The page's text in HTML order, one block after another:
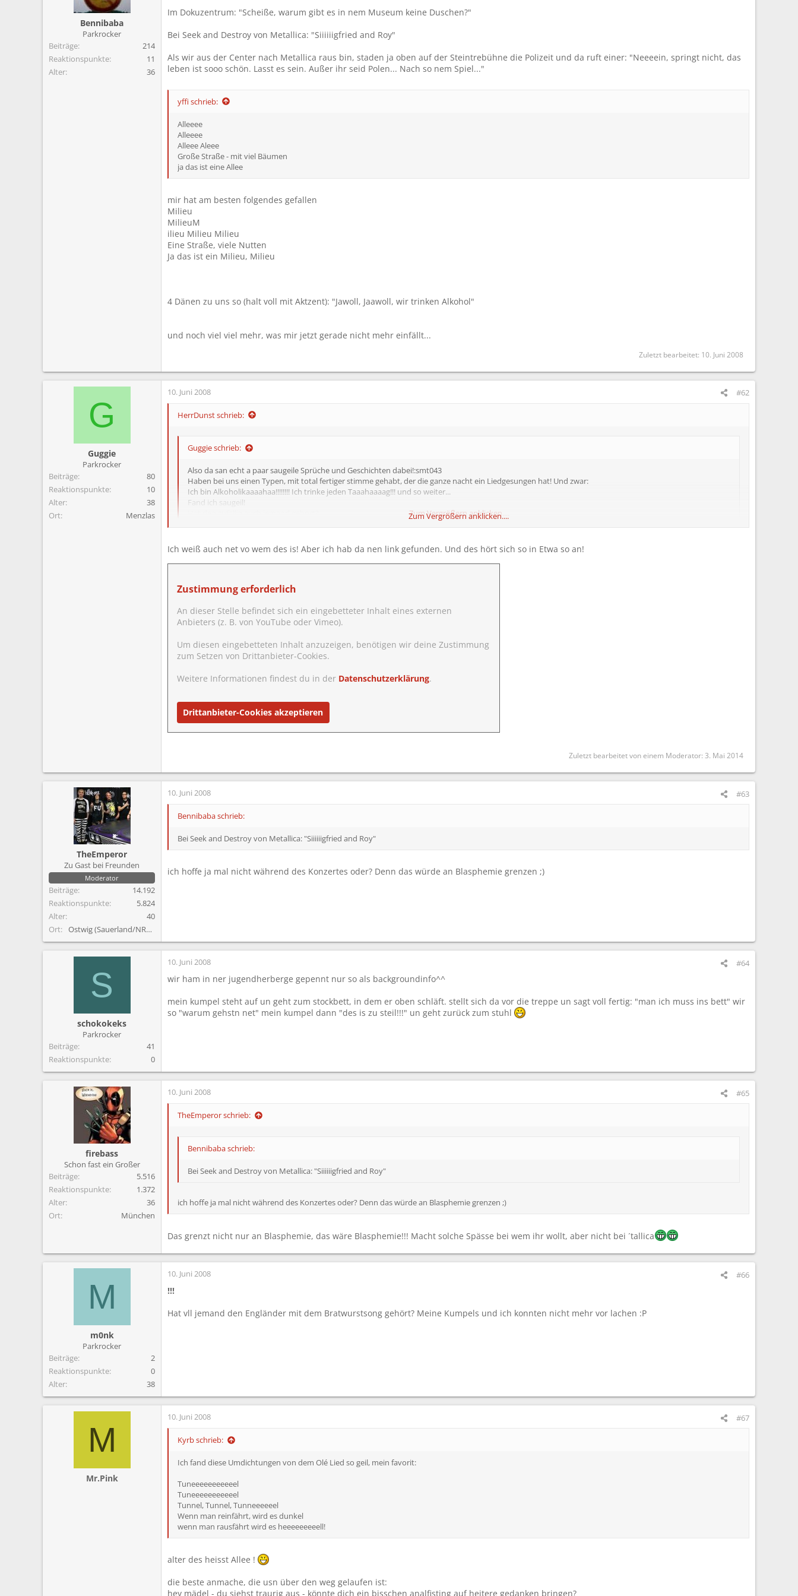
Bennibaba
Parkrocker
Beiträge
214
Reaktionspunkte
11
Alter
36
Im Dokuzentrum: "Scheiße, warum gibt es in nem Museum keine Duschen?"
Bei Seek and Destroy von Metallica: "Siiiiiigfried and Roy"
Als wir aus der Center nach Metallica raus bin, staden ja oben auf der Steintrebühne die Polizeit und da ruft einer: "Neeeein, springt nicht, das
leben ist sooo schön. Lasst es sein. Außer ihr seid Polen... Nach so nem Spiel..."
yffi schrieb:
Alleeee
Alleeee
Alleee Aleee
Große Straße - mit viel Bäumen
ja das ist eine Allee
mir hat am besten folgendes gefallen
Milieu
MilieuM
ilieu Milieu Milieu
Eine Straße, viele Nutten
Ja das ist ein Milieu, Milieu
4 Dänen zu uns so (halt voll mit Aktzent): "Jawoll, Jaawoll, wir trinken Alkohol"
und noch viel viel mehr, was mir jetzt gerade nicht mehr einfällt...
Zuletzt bearbeitet: 10. Juni 2008
G
Guggie
Parkrocker
Beiträge
80
Reaktionspunkte
10
Alter
38
Ort
Menzlas
10. Juni 2008 #62
HerrDunst schrieb:
Guggie schrieb:
Also da san echt a paar saugeile Sprüche und Geschichten dabei!:smt043
Haben bei uns einen Typen, mit total fertiger stimme gehabt, der die ganze nacht ein Liedgesungen hat! Und zwar:
Ich bin Alkoholikaaaahaa!!!!!!!! Ich trinke jeden Taaahaaaag!!! und so weiter...
Fand ich saugeil!
Zum Vergrößern anklicken....
Ist das nicht von Dimple Minds??
Zum Vergrößern anklicken....
Ich weiß auch net vo wem des is! Aber ich hab da nen link gefunden. Und des hört sich so in Etwa so an!
Zustimmung erforderlich
An dieser Stelle befindet sich ein eingebetteter Inhalt eines externen
Anbieters (z. B. von YouTube oder Vimeo).
Um diesen eingebetteten Inhalt anzuzeigen, benötigen wir deine Zustimmung
zum Setzen von Drittanbieter-Cookies.
Weitere Informationen findest du in der Datenschutzerklärung.
Drittanbieter-Cookies akzeptieren
Zuletzt bearbeitet von einem Moderator: 3. Mai 2014
TheEmperor
Zu Gast bei Freunden
Moderator
Beiträge
14.192
Reaktionspunkte
5.824
Alter
40
Ort
Ostwig (Sauerland/NRW)
10. Juni 2008 #63
Bennibaba schrieb:
Bei Seek and Destroy von Metallica: "Siiiiiigfried and Roy"
ich hoffe ja mal nicht während des Konzertes oder? Denn das würde an Blasphemie grenzen ;)
S
schokokeks
Parkrocker
Beiträge
41
Reaktionspunkte
0
10. Juni 2008 #64
wir ham in ner jugendherberge gepennt nur so als backgroundinfo^^
mein kumpel steht auf un geht zum stockbett, in dem er oben schläft. stellt sich da vor die treppe un sagt voll fertig: "man ich muss ins bett" wir
so "warum gehstn net" mein kumpel dann "des is zu steil!!!" un geht zurück zum stuhl
firebass
Schon fast ein Großer
Beiträge
5.516
Reaktionspunkte
1.372
Alter
36
Ort
München
10. Juni 2008 #65
TheEmperor schrieb:
Bennibaba schrieb:
Bei Seek and Destroy von Metallica: "Siiiiiigfried and Roy"
ich hoffe ja mal nicht während des Konzertes oder? Denn das würde an Blasphemie grenzen ;)
Das grenzt nicht nur an Blasphemie, das wäre Blasphemie!!! Macht solche Spässe bei wem ihr wollt, aber nicht bei ´tallica
M
m0nk
Parkrocker
Beiträge
2
Reaktionspunkte
0
Alter
38
10. Juni 2008 #66
!!!
Hat vll jemand den Engländer mit dem Bratwurstsong gehört? Meine Kumpels und ich konnten nicht mehr vor lachen :P
M
Mr.Pink
10. Juni 2008 #67
Kyrb schrieb:
Ich fand diese Umdichtungen von dem Olé Lied so geil, mein favorit:
Tuneeeeeeeeeeel
Tuneeeeeeeeeeel
Tunnel, Tunnel, Tunneeeeeel
Wenn man reinfährt, wird es dunkel
wenn man rausfährt wird es heeeeeeeeell!
alter des heisst Allee !
die beste anmache, die usn über den weg gelaufen ist:
hey mädel - du siehst traurig aus - könnte dich ein bisschen analfisting auf heitere gedanken bringen?